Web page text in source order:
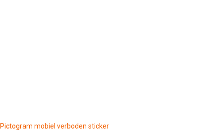
Pictogram mobiel verboden sticker